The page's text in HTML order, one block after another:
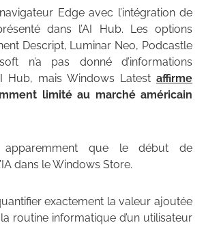
Edge avec l’intégration de
dans l’AI Hub. Les options
Descript, Luminar Neo, Podcastle
n’a pas donné d’informations
Hub, mais Windows Latest affirme
limité au marché américain
apparemment que le début de
dans le Windows Store.
exactement la valeur ajoutée
routine informatique d’un utilisateur